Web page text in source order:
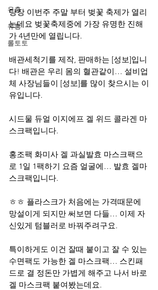
유흥
유흥
롤토토
당장 이번주 주말 부터 벚꽃 축제가 열리
는데요 벚꽃축제중에 가장 유명한 진해
가 4년만에 열립니다.
배관세척기를 제작, 판매하는 [성보]입니
다! 배관은 우리 몸의 혈관같이… 설비업
체 사장님들이 [성보]를 많이 찾으시는 이
유입니다.
시드물 듀얼 이지에프 겔 위드 콜라겐 마
스크팩입니다.
홍조팩 화미사 겔 과실발효 마스크팩으
로 1일 1팩하기 요즘 얼굴에… 발효 겔마
스크팩입니다.
ㅎㅎ 플라스크가 처음에는 가격때문에
망설이게 되지만 써보면 다들… 이제 자
신있게 텀블러로 바꿔주려구요.
특이하게도 이건 잘때 붙이고 잘 수 있는
수면팩도 가능한 겔 마스크팩… 스킨패
드로 결 정돈만 가볍게 해주고 나서 바로
겔 마스크팩 붙여봤는데요.